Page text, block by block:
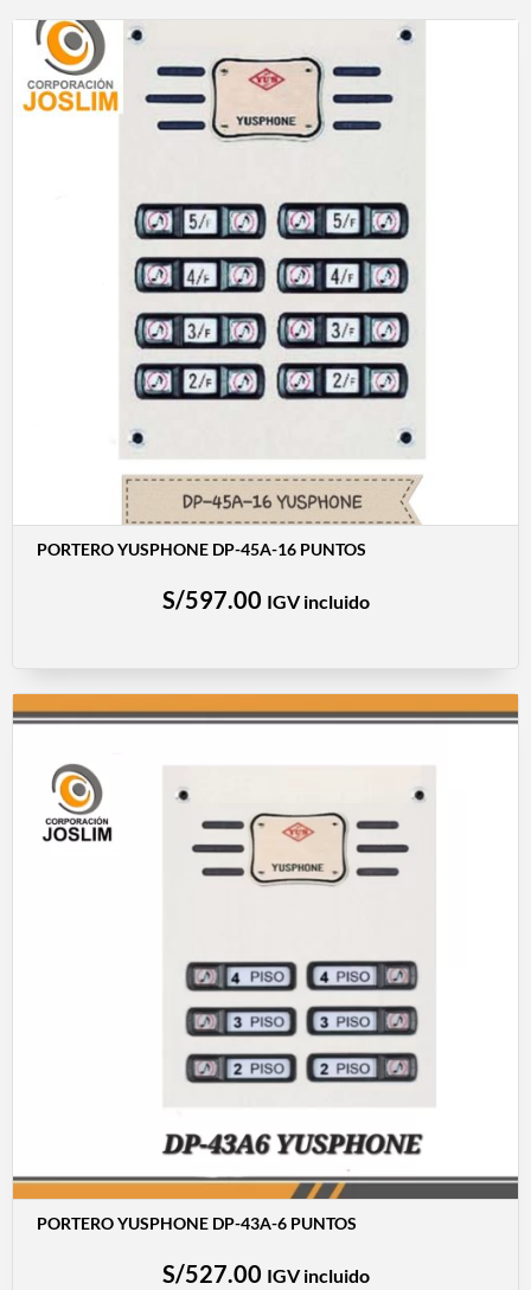
PORTERO YUSPHONE DP-45A-16 PUNTOS
S/597.00 IGV incluido
PORTERO YUSPHONE DP-43A-6 PUNTOS
S/527.00 IGV incluido